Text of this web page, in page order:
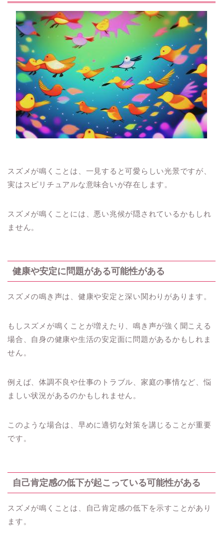
スズメが鳴くことは、一見すると可愛らしい光景ですが、
実はスピリチュアルな意味合いが存在します。
スズメが鳴くことには、悪い兆候が隠されているかもしれ
ません。
健康や安定に問題がある可能性がある
スズメの鳴き声は、健康や安定と深い関わりがあります。
もしスズメが鳴くことが増えたり、鳴き声が強く聞こえる
場合、自身の健康や生活の安定面に問題があるかもしれま
せん。
例えば、体調不良や仕事のトラブル、家庭の事情など、悩
ましい状況があるのかもしれません。
このような場合は、早めに適切な対策を講じることが重要
です。
自己肯定感の低下が起こっている可能性がある
スズメが鳴くことは、自己肯定感の低下を示すことがあり
ます。